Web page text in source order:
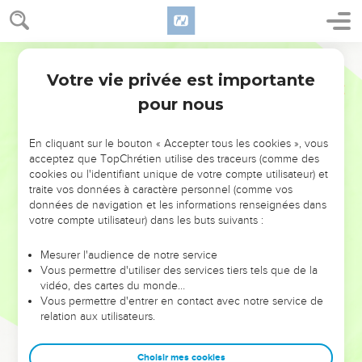
NE MANQUEZ PAS L’ÉVÉNEMENT
DE L’ANNÉE !
ET SI LEURS ERREURS POUVAIENT VOUS ÉVITER LES
VOTRES ?
leur foi ou leur vision. Mais on voit moins les doutes, les erreurs
et les saisons difficiles qu'ils ont traversés, alors même que ce
sont elles qui les ont façonnés.
Dans cette conférence, leaders, entrepreneurs, et responsables
clés pour avancer avec plus de sagesse afin que leurs erreurs
Votre vie privée est importante
pour nous
En cliquant sur le bouton « Accepter tous les cookies », vous
acceptez que TopChrétien utilise des traceurs (comme des
cookies ou l'identifiant unique de votre compte utilisateur) et
traite vos données à caractère personnel (comme vos
données de navigation et les informations renseignées dans
votre compte utilisateur) dans les buts suivants :
Mesurer l'audience de notre service
Vous permettre d'utiliser des services tiers tels que de la
vidéo, des cartes du monde…
Vous permettre d'entrer en contact avec notre service de
relation aux utilisateurs.
Choisir mes cookies